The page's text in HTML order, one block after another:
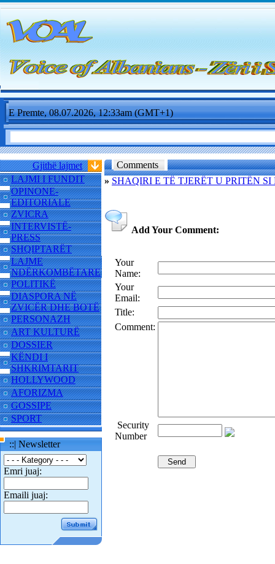
E Premte, 08.07.2026, 12:33am (GMT+1)
Gjithë lajmet
LAJMI I FUNDIT
OPINONE-
EDITORIALE
ZVICRA
INTERVISTË-
PRESS
SHQIPTARËT
LAJME
NDËRKOMBËTARE
POLITIKË
DIASPORA NË
ZVICËR DHE BOTË
PERSONAZH
ART KULTURË
DOSSIER
KËNDI I
SHKRIMTARIT
HOLLYWOOD
AFORIZMA
GOSSIPE
SPORT
::| Newsletter
Emri juaj:
Emaili juaj:
Comments
» SHAQIRI E TË TJERËT U PRITËN
Add Your Comment:
Your
Name:
Your
Email:
Title:
Comment:
Security
Number